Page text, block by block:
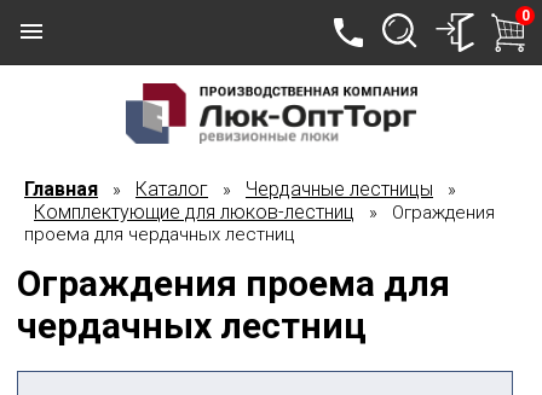
0
Главная » Каталог » Чердачные лестницы »
Комплектующие для люков-лестниц » Ограждения
проема для чердачных лестниц
Ограждения проема для
чердачных лестниц